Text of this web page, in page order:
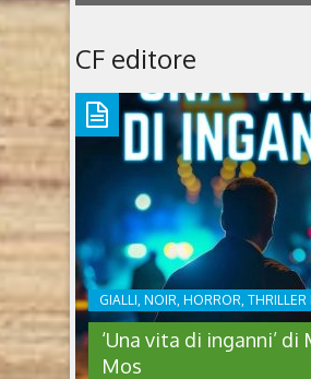
CF editore
GIALLI, NOIR, HORROR, THRILLER
‘Una vita di inganni’ di
Mos